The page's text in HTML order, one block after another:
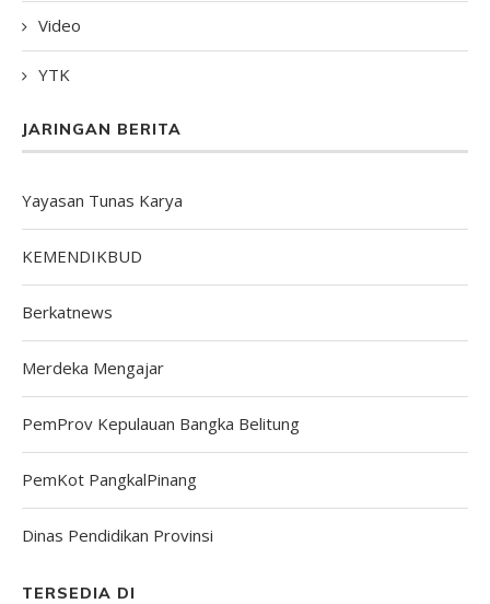
Video
YTK
JARINGAN BERITA
Yayasan Tunas Karya
KEMENDIKBUD
Berkatnews
Merdeka Mengajar
PemProv Kepulauan Bangka Belitung
PemKot PangkalPinang
Dinas Pendidikan Provinsi
TERSEDIA DI